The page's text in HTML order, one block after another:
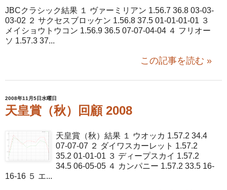
JBCクラシック結果 １ ヴァーミリアン 1.56.7 36.8 03-03-
03-02 ２ サクセスブロッケン 1.56.8 37.5 01-01-01-01 ３
メイショウトウコン 1.56.9 36.5 07-07-04-04 ４ フリオー
ソ 1.57.3 37...
この記事を読む »
2008年11月5日水曜日
天皇賞（秋）回顧 2008
天皇賞（秋）結果 １ ウオッカ 1.57.2 34.4
07-07-07 ２ ダイワスカーレット 1.57.2
35.2 01-01-01 ３ ディープスカイ 1.57.2
34.5 06-05-05 ４ カンパニー 1.57.2 33.5 16-
16-16 ５ エ...